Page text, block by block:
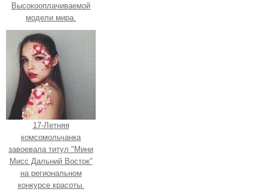
Высокооплачиваемой
модели мира.
17-Летняя
комсомольчанка
завоевала титул "Мини
Мисс Дальний Восток"
на региональном
конкурсе красоты.